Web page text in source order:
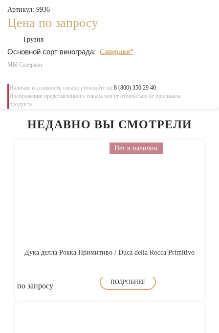
Артикул: 9936
Цена по запросу
Грузия
Основной сорт винограда: Саперави*
МЫ Саперави
Наличие и стоимость товара уточняйте по 8 (800) 350 29 40
Изображения представленного товара могут отличаться от оригинала
продукта
НЕДАВНО ВЫ СМОТРЕЛИ
Нет в наличии
Дука делла Рокка Примитиво / Duca della Rocca Primitivo
по запросу ПОДРОБНЕЕ